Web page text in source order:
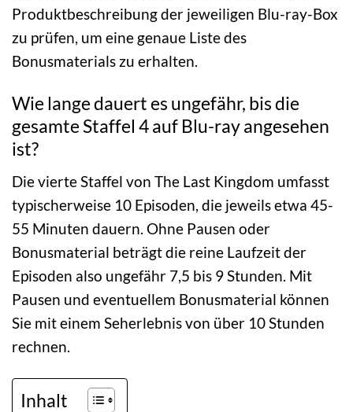
Produktbeschreibung der jeweiligen Blu-ray-Box
zu prüfen, um eine genaue Liste des
Bonusmaterials zu erhalten.
Wie lange dauert es ungefähr, bis die
gesamte Staffel 4 auf Blu-ray angesehen
ist?
Die vierte Staffel von The Last Kingdom umfasst
typischerweise 10 Episoden, die jeweils etwa 45-
55 Minuten dauern. Ohne Pausen oder
Bonusmaterial beträgt die reine Laufzeit der
Episoden also ungefähr 7,5 bis 9 Stunden. Mit
Pausen und eventuellem Bonusmaterial können
Sie mit einem Seherlebnis von über 10 Stunden
rechnen.
Inhalt